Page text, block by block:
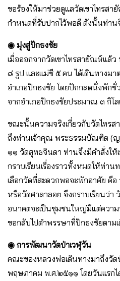
ขอร้องให้มาช่วยดูแลวัดเขาไทรส
กำหนดที่รับปากไว้พอดี ดังนั้นท่าน
◉ มุ่งสู่ปักธงชัย
เมื่อออกจากวัดเขาไทรสายัณห์แ
๘ รูป และแม่ชี ๕ คน ได้เดินทางมา
อำเภอปักธงชัย โดยปักกลดนั่งพักชั่
จากอำเภอปักธงชัยประมาณ ๓ กิโล
ขณะนั้นความจริงเกี่ยวกับวัดไทร
ถึงท่านเจ้าคุณ พระธรรมบัณฑิต (
๑๑ วัดสุทธจินดา ท่านจึงมีคำสั่งให้
กราบเรียนเรื่องราวทั้งหมดให้ท่า
เลือกวัดที่สะดวกพอจะพักอาศัย คื
หรือวัดศาลาลอย จึงกราบเรียนว่า
อนาคตจะเป็นชุมชนใหญ่มีแต่ควา
ขอกลับไปตำพรรษาที่ปักธงชัยตาม
◉ การพัฒนาวัดป่าเวฬุวัน
คณะของหลวงพ่อเดินทางมาถึงวั
พฤษภาคม พ.ศ.๒๕๑๑ โดยวันแรกไ